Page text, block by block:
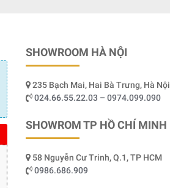
SHOWROOM HÀ NỘI
235 Bạch Mai, Hai Bà Trưng, Hà Nội
024.66.55.22.03 – 0974.099.090
SHOWROM TP HỒ CHÍ MINH
58 Nguyễn Cư Trinh, Q.1, TP HCM
0986.686.909